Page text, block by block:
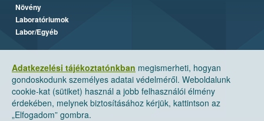
Adatkezelési tájékoztatónkban megismerheti, hogyan
gondoskodunk személyes adatai védelméről. Weboldalunk
cookie-kat (sütiket) használ a jobb felhasználói élmény
érdekében, melynek biztosításához kérjük, kattintson az
„Elfogadom” gombra.
Növény
Laboratóriumok
Labor/Egyéb